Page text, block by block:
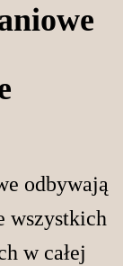
odbywają
wszystkich
w całej